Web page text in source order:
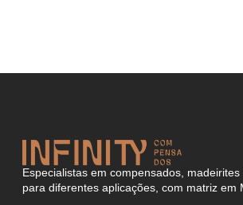
Especialistas em compensados,
para diferentes aplicações, com matriz em